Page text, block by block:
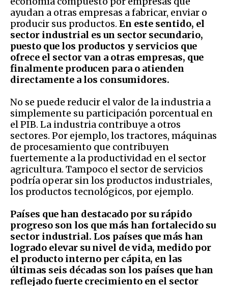
ayudan a otras empresas a fabricar, enviar o
producir sus productos. En este sentido, el
sector industrial es un sector secundario,
puesto que los productos y servicios que
ofrece el sector van a otras empresas, que
finalmente producen para o atienden
directamente a los consumidores.
No se puede reducir el valor de la industria a
simplemente su participación porcentual en
el PIB. La industria contribuye a otros
sectores. Por ejemplo, los tractores, máquinas
de procesamiento que contribuyen
fuertemente a la productividad en el sector
agricultura. Tampoco el sector de servicios
podría operar sin los productos industriales,
los productos tecnológicos, por ejemplo.
Países que han destacado por su rápido
progreso son los que más han fortalecido su
sector industrial. Los países que más han
logrado elevar su nivel de vida, medido por
el producto interno per cápita, en las
últimas seis décadas son los países que han
reflejado fuerte crecimiento en el sector